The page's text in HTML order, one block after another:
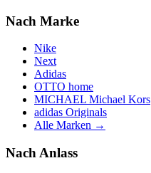
Nach Marke
Nike
Next
Adidas
OTTO home
MICHAEL Michael Kors
adidas Originals
Alle Marken →
Nach Anlass